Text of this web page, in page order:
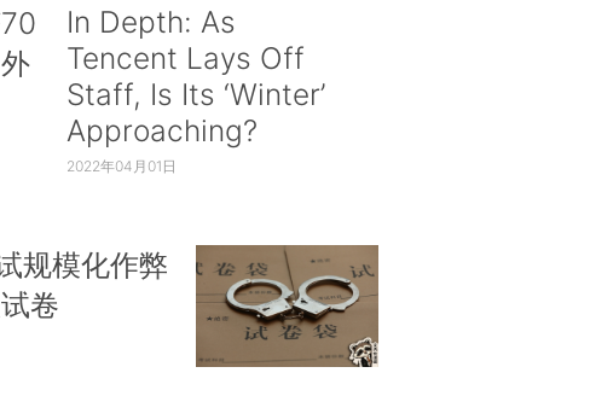
In Depth: As
Tencent Lays Off
Staff, Is Its ‘Winter’
Approaching?
2022年04月01日
规模化作弊
卷